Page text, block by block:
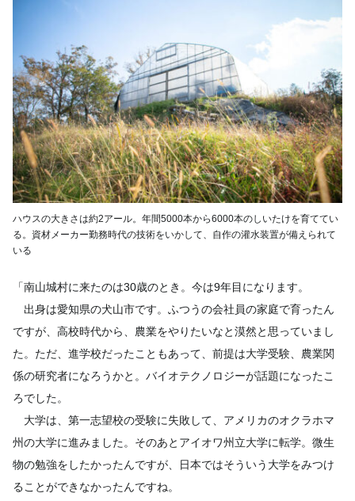
ハウスの大きさは約2アール。年間5000本から6000本のしいたけを育ててい
る。資材メーカー勤務時代の技術をいかして、自作の灌水装置が備えられて
いる
「南山城村に来たのは30歳のとき。今は9年目になります。
出身は愛知県の犬山市です。ふつうの会社員の家庭で育ったん
ですが、高校時代から、農業をやりたいなと漠然と思っていまし
た。ただ、進学校だったこともあって、前提は大学受験、農業関
係の研究者になろうかと。バイオテクノロジーが話題になったこ
ろでした。
大学は、第一志望校の受験に失敗して、アメリカのオクラホマ
州の大学に進みました。そのあとアイオワ州立大学に転学。微生
物の勉強をしたかったんですが、日本ではそういう大学をみつけ
ることができなかったんですね。